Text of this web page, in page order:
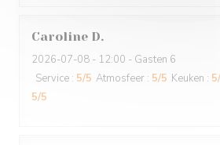
Caroline D
2026-07-08 - 12:00 - Gasten 6
Service : 5/5 Atmosfeer : 5/5 Keuken : 5
5/5